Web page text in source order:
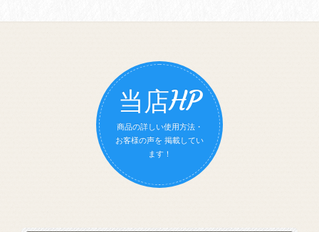
当店HP
商品の詳しい使用方法・
お客様の声を 掲載してい
ます！